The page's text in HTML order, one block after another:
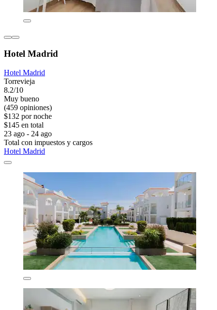
Hotel Madrid
Hotel Madrid
Torrevieja
8.2/10
Muy bueno
(459 opiniones)
$132 por noche
$145 en total
23 ago - 24 ago
Total con impuestos y cargos
Hotel Madrid